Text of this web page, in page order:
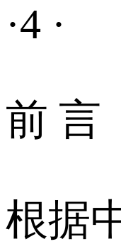
·4 ·
前 言
根据